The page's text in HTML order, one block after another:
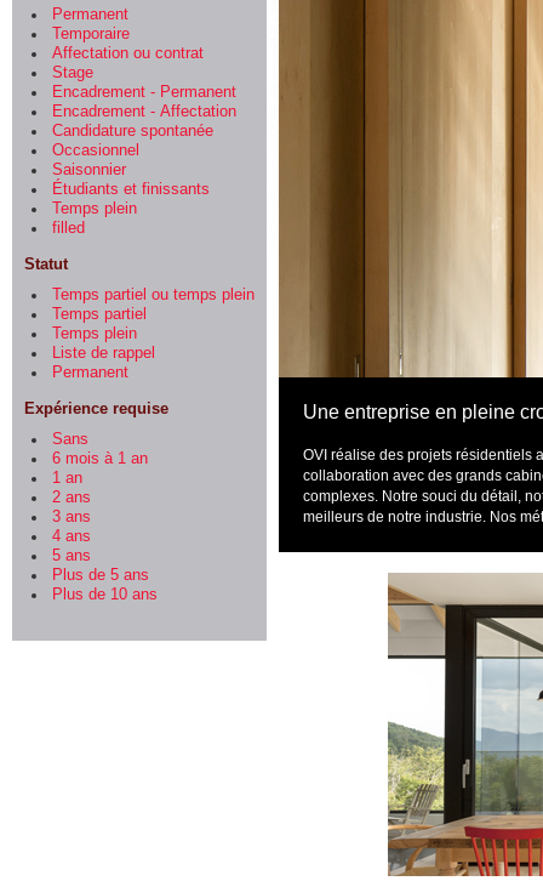
Permanent
Temporaire
Affectation ou contrat
Stage
Encadrement - Permanent
Encadrement - Affectation
Candidature spontanée
Occasionnel
Saisonnier
Étudiants et finissants
Temps plein
filled
Statut
Temps partiel ou temps plein
Temps partiel
Temps plein
Liste de rappel
Permanent
Expérience requise
Sans
6 mois à 1 an
1 an
2 ans
3 ans
4 ans
5 ans
Plus de 5 ans
Plus de 10 ans
Une entreprise en pleine
OVI réalise des projets résidentiels
collaboration avec des grands
complexes. Notre souci du détail,
meilleurs de notre industrie. Nos